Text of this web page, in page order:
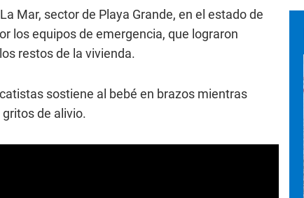
Mar, sector de Playa Grande, en el estado de
los equipos de emergencia, que lograron
restos de la vivienda.
sostiene al bebé en brazos mientras
de alivio.